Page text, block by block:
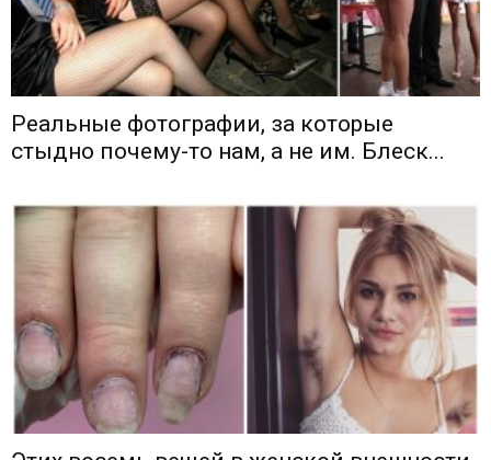
Реальные фотографии, за которые
стыдно почему-то нам, а не им. Блеск...